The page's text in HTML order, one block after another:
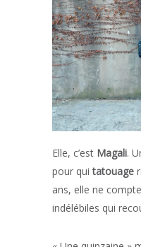
Elle, c’est Magali.
pour qui tatouage
ans, elle ne
indélébiles qui